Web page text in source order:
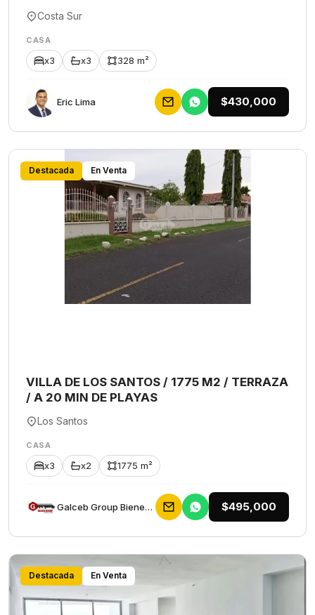
Costa Sur
CASA
x3 x3 328 m²
Eric Lima $430,000
Destacada En Venta
VILLA DE LOS SANTOS / 1775 M2 / TERRAZA
/ A 20 MIN DE PLAYAS
Los Santos
CASA
x3 x2 1775 m²
Galceb Group Bienes Raices $495,000
Destacada En Venta